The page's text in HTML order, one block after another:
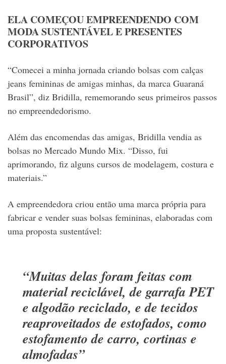
ELA COMEÇOU EMPREENDENDO COM
MODA SUSTENTÁVEL E PRESENTES
CORPORATIVOS
“Comecei a minha jornada criando bolsas com calças
jeans femininas de amigas minhas, da marca Guaraná
Brasil”, diz Bridilla, rememorando seus primeiros passos
no empreendedorismo.
Além das encomendas das amigas, Bridilla vendia as
bolsas no Mercado Mundo Mix. “Disso, fui
aprimorando, fiz alguns cursos de modelagem, costura e
materiais.”
A empreendedora criou então uma marca própria para
fabricar e vender suas bolsas femininas, elaboradas com
uma proposta sustentável:
“Muitas delas foram feitas com
material reciclável, de garrafa PET
e algodão reciclado, e de tecidos
reaproveitados de estofados, como
estofamento de carro, cortinas e
almofadas”